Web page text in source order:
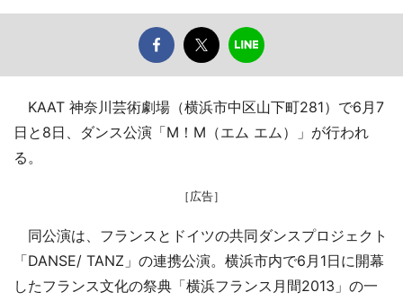
KAAT 神奈川芸術劇場（横浜市中区山下町281）で6月7
日と8日、ダンス公演「M！M（エム エム）」が行われ
る。
［広告］
同公演は、フランスとドイツの共同ダンスプロジェクト
「DANSE/ TANZ」の連携公演。横浜市内で6月1日に開幕
したフランス文化の祭典「横浜フランス月間2013」の一